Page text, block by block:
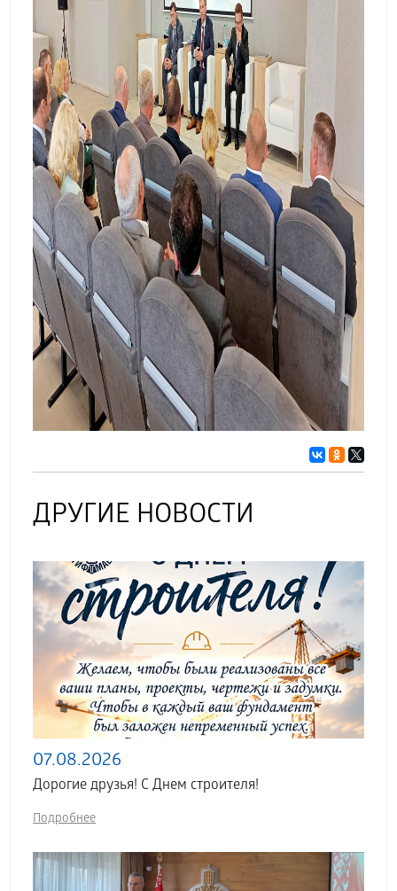
ДРУГИЕ НОВОСТИ
07.08.2026
Дорогие друзья! С Днем строителя!
Подробнее